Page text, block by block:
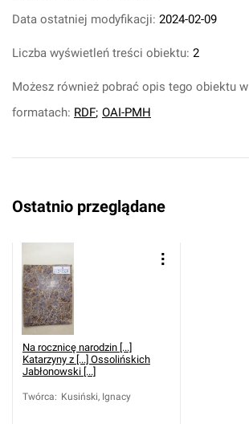
Data ostatniej modyfikacji: 2024-02-09
Liczba wyświetleń treści obiektu: 2
Możesz również pobrać opis tego obiektu w
formatach: RDF; OAI-PMH
Ostatnio przeglądane
Na rocznicę narodzin [...]
Katarzyny z [...] Ossolińskich
Jabłonowski [...]
Twórca: Kusiński, Ignacy